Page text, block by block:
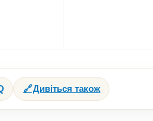
🔗Дивіться також